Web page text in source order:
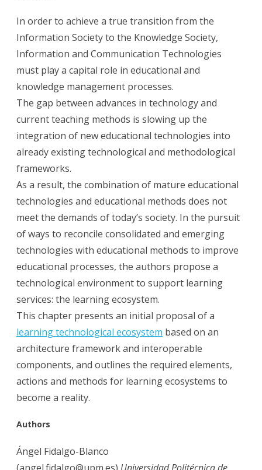
In order to achieve a true transition from the
Information Society to the Knowledge Society,
Information and Communication Technologies
must play a capital role in educational and
knowledge management processes.
The gap between advances in technology and
current teaching methods is slowing up the
integration of new educational technologies into
already existing technological and methodological
frameworks.
As a result, the combination of mature educational
technologies and educational methods does not
meet the demands of today’s society. In the pursuit
of ways to reconcile consolidated and emerging
technologies with educational methods to improve
educational processes, the authors propose a
technological environment to support learning
services: the learning ecosystem.
This chapter presents an initial proposal of a
learning technological ecosystem based on an
architecture framework and interoperable
components, and outlines the required elements,
actions and methods for learning ecosystems to
become a reality.
Authors
Ángel Fidalgo-Blanco